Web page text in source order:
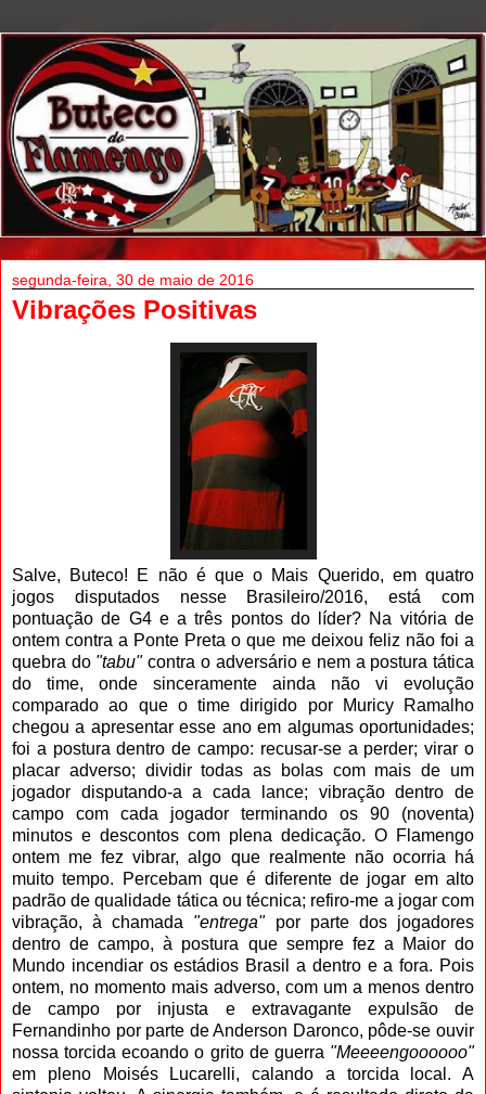
segunda-feira, 30 de maio de 2016
Vibrações Positivas
Salve, Buteco! E não é que o Mais Querido, em quatro
jogos disputados nesse Brasileiro/2016, está com
pontuação de G4 e a três pontos do líder? Na vitória de
ontem contra a Ponte Preta o que me deixou feliz não foi a
quebra do "tabu"contra o adversário e nem a postura tática
do time, onde sinceramente ainda não vi evolução
comparado ao que o time dirigido por Muricy Ramalho
chegou a apresentar esse ano em algumas oportunidades;
foi a postura dentro de campo: recusar-se a perder; virar o
placar adverso; dividir todas as bolas com mais de um
jogador disputando-a a cada lance; vibração dentro de
campo com cada jogador terminando os 90 (noventa)
minutos e descontos com plena dedicação. O Flamengo
ontem me fez vibrar, algo que realmente não ocorria há
muito tempo. Percebam que é diferente de jogar em alto
padrão de qualidade tática ou técnica; refiro-me a jogar com
vibração, à chamada "entrega"por parte dos jogadores
dentro de campo, à postura que sempre fez a Maior do
Mundo incendiar os estádios Brasil a dentro e a fora. Pois
ontem, no momento mais adverso, com um a menos dentro
de campo por injusta e extravagante expulsão de
Fernandinho por parte de Anderson Daronco, pôde-se ouvir
nossa torcida ecoando o grito de guerra "Meeeengoooooo"
em pleno Moisés Lucarelli, calando a torcida local. A